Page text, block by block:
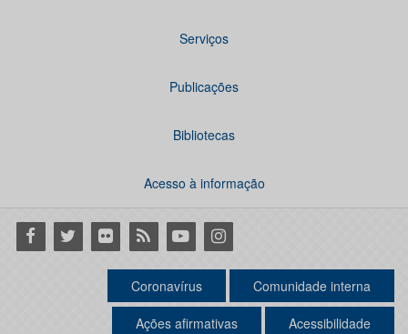
Serviços
Publicações
Bibliotecas
Acesso à informação
Facebook
Twitter Flickr RSS YoutubeInstagram
Coronavírus Comunidade interna
Ações afirmativas Acessibilidade